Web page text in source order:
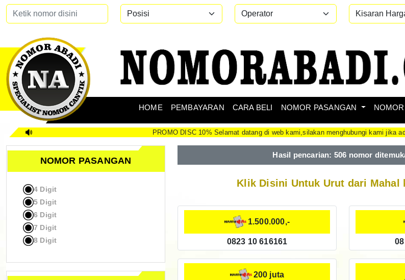
HOME PEMBAYARAN CARA BELI NOMOR PASANGAN
PROMO DISC 10% Selamat datang di web kami,silakan menghubungi kami jika ada yg
NOMOR PASANGAN
4 Digit
5 Digit
6 Digit
7 Digit
8 Digit
Hasil pencarian: 506 nomor
Klik Disini Untuk Urut dari Mahal
1.500.000,-
0823 10 616161
200 juta